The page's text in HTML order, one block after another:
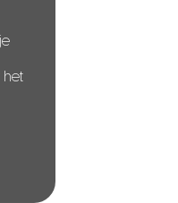
het